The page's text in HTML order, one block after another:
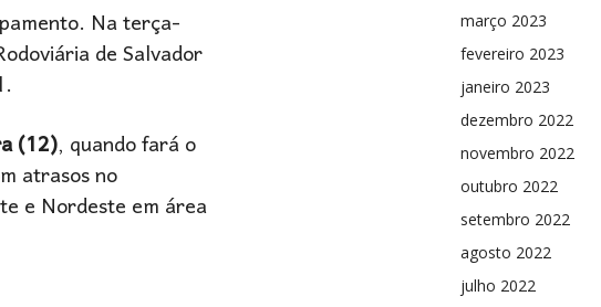
Na terça-
de Salvador
.
(12), quando fará o
atrasos no
e Nordeste em área
março 2023
fevereiro 2023
janeiro 2023
dezembro 2022
novembro 2022
outubro 2022
setembro 2022
agosto 2022
julho 2022